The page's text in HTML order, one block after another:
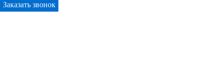
Заказать звонок